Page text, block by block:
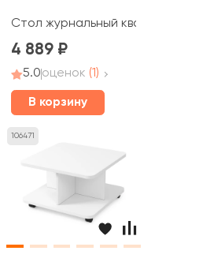
CT97
Стол журнальный квадратный
4 889
5.0оценок (1)
В корзину
106471